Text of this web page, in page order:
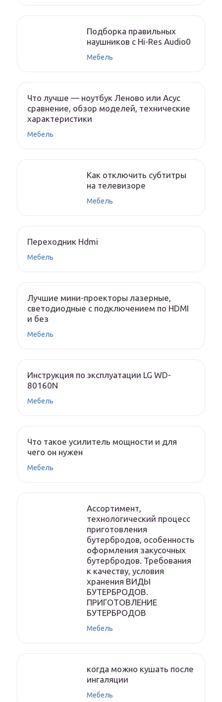
Подборка правильных
наушников с Hi-Res Audio0
Мебель
Что лучше — ноутбук Леново или Асус
сравнение, обзор моделей, технические
характеристики
Мебель
Как отключить субтитры
на телевизоре
Мебель
Переходник Hdmi
Мебель
Лучшие мини-проекторы лазерные,
светодиодные с подключением по HDMI
и без
Мебель
Инструкция по эксплуатации LG WD-
80160N
Мебель
Что такое усилитель мощности и для
чего он нужен
Мебель
Ассортимент,
технологический процесс
приготовления
бутербродов, особенность
оформления закусочных
бутербродов. Требования
к качеству, условия
хранения ВИДЫ
БУТЕРБРОДОВ.
ПРИГОТОВЛЕНИЕ
БУТЕРБРОДОВ
Мебель
когда можно кушать после
ингаляции
Мебель